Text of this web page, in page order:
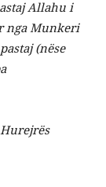
Allahu i
nga Munkeri
(nëse